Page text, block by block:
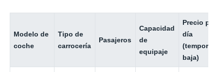
Modelo de
coche
Tipo de
carrocería
Pasajeros
Capacidad
de
equipaje
Precio por
día
baja)